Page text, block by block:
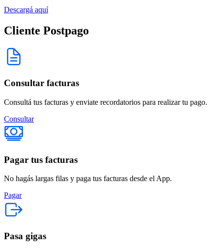
Descargá aquí
Cliente Postpago
Consultar facturas
Consultá tus facturas y enviate recordatorios para realizar tu pago.
Consultar
Pagar tus facturas
No hagás largas filas y paga tus facturas desde el App.
Pagar
Pasa gigas